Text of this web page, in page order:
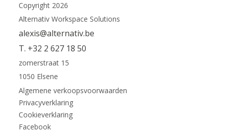
Copyright 2026
Alternativ Workspace Solutions
alexis@alternativ.be
T. +32 2 627 18 50
zomerstraat 15
1050 Elsene
Algemene verkoopsvoorwaarden
Privacyverklaring
Cookieverklaring
Facebook